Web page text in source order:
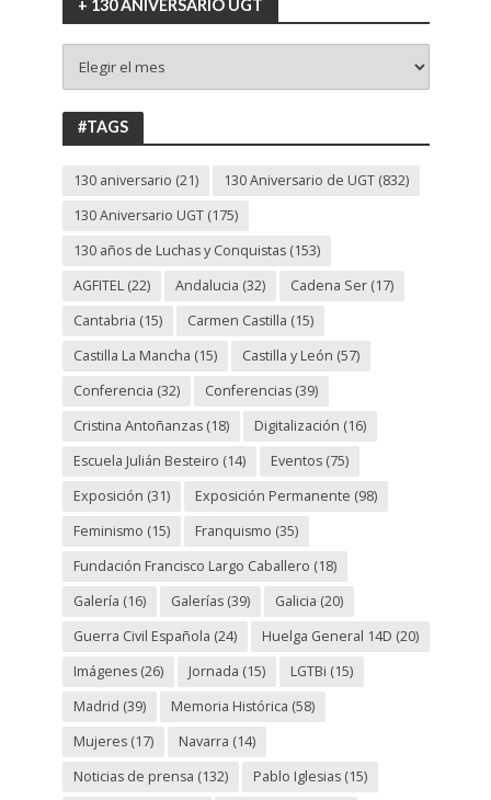
+ 130 ANIVERSARIO UGT
130
ANIVERSARIO
UGT
#TAGS
130 aniversario (21) 130 Aniversario de UGT(832)
130 Aniversario UGT(175)
130 años de Luchas y Conquistas(153)
AGFITEL(22) Andalucia (32) Cadena Ser(17)
Cantabria (15) Carmen Castilla (15)
Castilla La Mancha (15) Castilla y León (57)
Conferencia (32) Conferencias(39)
Cristina Antoñanzas(18) Digitalización (16)
Escuela Julián Besteiro (14) Eventos(75)
Exposición (31) Exposición Permanente (98)
Feminismo (15) Franquismo (35)
Fundación Francisco Largo Caballero (18)
Galería (16) Galerías(39) Galicia (20)
Guerra Civil Española (24) Huelga General 14D (20)
Imágenes(26) Jornada (15) LGTBi (15)
Madrid (39) Memoria Histórica (58)
Mujeres(17) Navarra (14)
Noticias de prensa (132) Pablo Iglesias(15)